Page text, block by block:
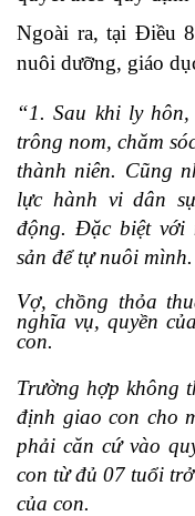
Ngoài ra, tại Điều
nuôi dưỡng, giáo
“1. Sau khi ly
trông nom, chăm
thành niên. Cũng
lực hành vi dân
động. Đặc biệt với
sản để tự nuôi mình.
Vợ, chồng thỏa
nghĩa vụ, quyền
con.
Trường hợp không
định giao con cho
phải căn cứ vào
con từ đủ 07 tuổi
của con.